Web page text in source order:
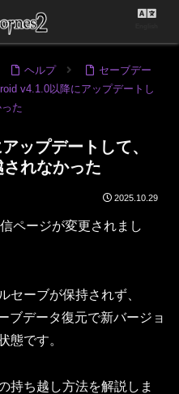
ヘルプ
セーブデー
v4.1.0以降にアップデートし
た
ップデートして、
れなかった
2025.10.29
ページが変更されまし
セーブが保持されず、
ブデータ復元で新バージョ
態です。
持ち越し方法を解説しま